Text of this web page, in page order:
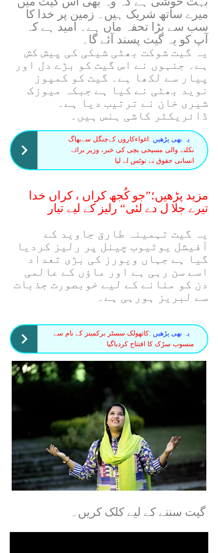
میرے ساتھ شریک ہیں۔ زمین پر خدا کا
سب سے بڑا تحفہ ماں ہے۔ امید ہے کہ
آپ کو یہ گیت پسند آئے گا۔
یہ گیت شوکت بھٹی شیکی کی پیش کش
ہے۔ جنہوں نے اس گیت کو بڑے دل اور
پیار سے لکھا ہے۔ گیت کو کمپوز
نوید بھٹی نے کیا ہے جبکہ میوزک
شیری خان نے ترتیب دیا ہے۔
ڈائریکٹر کاشی ہنس ہیں۔
یہ بھی پڑھیں : اغواءکاروں کےچنگل سےبھاگ
نکلنے والی مسیحی بچی کی خبر، وزیر برائے
انسانی حقوق نے نوٹس لے لیا
مزید پڑھیں؛”جو کُجھ کراں ، کراں خدا
تیرے جلا ل دے لئی“ رلیز کے لیے تیار
یہ گیت تہمینہ طارق جاوید کے
آفیشل یوٹیوب چینل پر رلیز کردیا
گیا ہے جہاں ویورز کی بڑی تعداد
اسے سن رہی ہے اور ماﺅں کے عالمی
دن کو منانے کے لیے خوبصورت جذبات
سے لبریز ہورہی ہے۔
یہ بھی پڑھیں :کاتھولک سسٹر برکمینز کے نام سے
منسوب سڑک کا افتتاح کردیاگیا
گیت سننے کے لیے کلک کریں۔